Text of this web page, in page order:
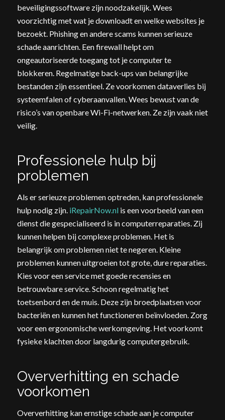
beveiligingssoftware zijn noodzakelijk. Wees
voorzichtig met wat je downloadt en welke websites je
bezoekt. Phishing en andere scams kunnen serieuze
schade aanrichten. Een firewall helpt om
ongeautoriseerde toegang tot je computer te
blokkeren. Regelmatige back-ups van belangrijke
bestanden zijn essentieel. Ze voorkomen dataverlies bij
systeemfalen of cyberaanvallen. Wees bewust van de
risico’s van openbare Wi-Fi-netwerken. Ze zijn vaak niet
veilig.
Professionele hulp bij
problemen
Als er serieuze problemen optreden, kan professionele
hulp nodig zijn. iRepairNow.nlis een voorbeeld van een
dienst die gespecialiseerd is in computerreparaties. Zij
kunnen helpen bij complexe problemen. Het is
belangrijk om problemen niet te negeren. Kleine
problemen kunnen uitgroeien tot grote, dure reparaties.
Kies voor een service met goede recensies en
betrouwbare service. Schoon regelmatig het
toetsenbord en de muis. Deze zijn broedplaatsen voor
bacteriën en kunnen het functioneren beïnvloeden. Zorg
voor een ergonomische werkomgeving. Het voorkomt
fysieke klachten door langdurig computergebruik.
Oververhitting en schade
voorkomen
Oververhitting kan ernstige schade aan je computer